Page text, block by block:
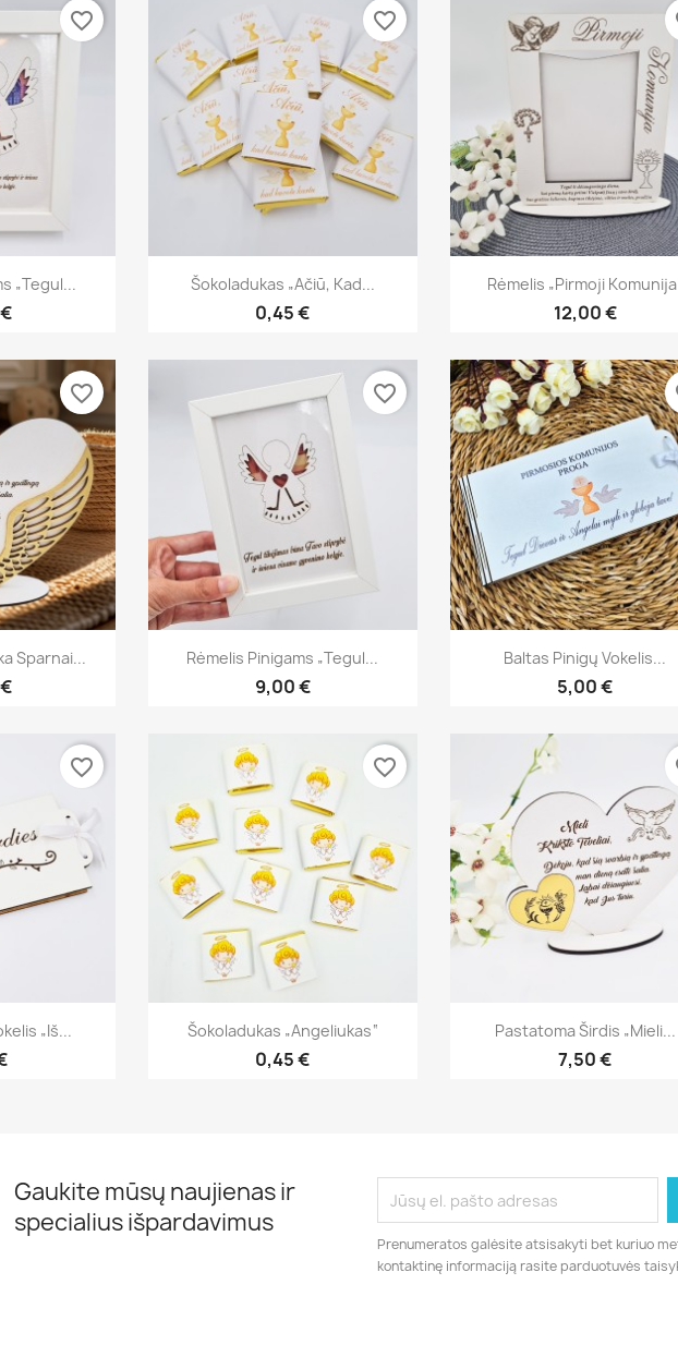
„Tegul...
favorite_border
Greita peržiūra
Šokoladukas „Ačiū, Kad...
0,45 €
favorite_border
Greita peržiūra
Rėmelis „Pirmoji
12,00 €
Sparnai...
favorite_border
Greita peržiūra
Rėmelis Pinigams „Tegul...
9,00 €
favorite_border
Greita peržiūra
Baltas Pinigų Vokelis...
5,00 €
„Iš...
favorite_border
Greita peržiūra
Šokoladukas „Angeliukas“
0,45 €
favorite_border
Greita peržiūra
Pastatoma Širdis „Mieli...
7,50 €
Gaukite mūsų naujienas ir
specialius išpardavimus
Prenumeratos galėsite atsisakyti bet kuriuo
kontaktinę informaciją rasite parduotuvės